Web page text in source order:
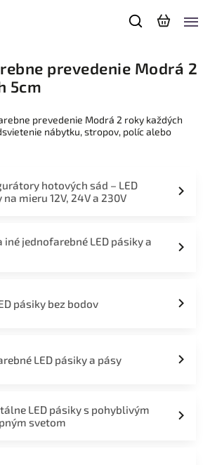
prevedenie Modrá 2
5cm
prevedenie Modrá 2 roky každých
nábytku, stropov, políc alebo
hotových sád – LED
na mieru 12V, 24V a 230V
iné jednofarebné LED pásiky a
pásiky bez bodov
LED pásiky a pásy
LED pásiky s pohyblivým
svetom